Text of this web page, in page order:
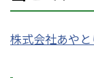
株式会社あや